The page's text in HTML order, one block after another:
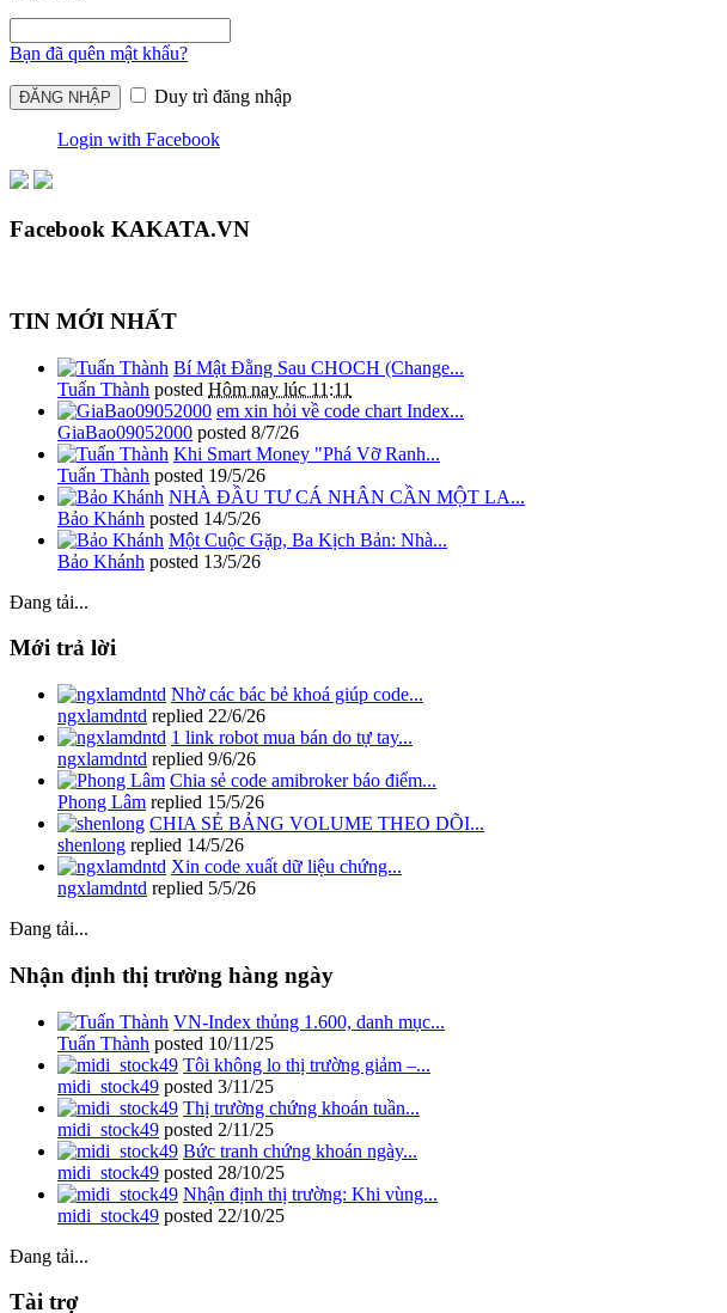
Bạn đã quên mật khẩu?
Duy trì đăng nhập
Login with Facebook
Facebook KAKATA.VN
TIN MỚI NHẤT
Bí Mật Đằng Sau CHOCH (Change...
Tuấn Thành posted Hôm nay lúc 11:11
em xin hỏi về code chart Index...
GiaBao09052000 posted 8/7/26
Khi Smart Money "Phá Vỡ Ranh...
Tuấn Thành posted 19/5/26
NHÀ ĐẦU TƯ CÁ NHÂN CẦN MỘT LA...
Bảo Khánh posted 14/5/26
Một Cuộc Gặp, Ba Kịch Bản: Nhà...
Bảo Khánh posted 13/5/26
Đang tải...
Mới trả lời
Nhờ các bác bẻ khoá giúp code...
ngxlamdntd replied 22/6/26
1 link robot mua bán do tự tay...
ngxlamdntd replied 9/6/26
Chia sẻ code amibroker báo điểm...
Phong Lâm replied 15/5/26
CHIA SẺ BẢNG VOLUME THEO DÕI...
shenlong replied 14/5/26
Xin code xuất dữ liệu chứng...
ngxlamdntd replied 5/5/26
Đang tải...
Nhận định thị trường hàng ngày
VN-Index thủng 1.600, danh mục...
Tuấn Thành posted 10/11/25
Tôi không lo thị trường giảm –...
midi_stock49 posted 3/11/25
Thị trường chứng khoán tuần...
midi_stock49 posted 2/11/25
Bức tranh chứng khoán ngày...
midi_stock49 posted 28/10/25
Nhận định thị trường: Khi vùng...
midi_stock49 posted 22/10/25
Đang tải...
Tài trợ